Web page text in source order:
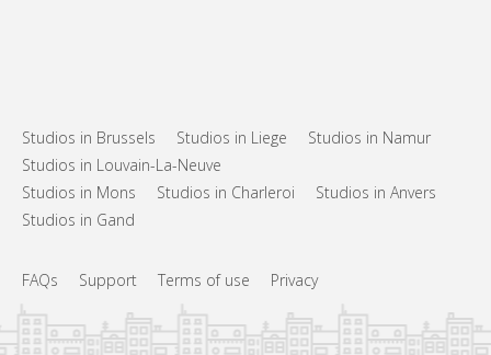
Studios in Brussels Studios in Liege
Studios in Namur
Studios in Louvain-La-Neuve
Studios in Mons
Studios in Charleroi
Studios in Anvers
Studios in Gand
FAQs Support Terms of use Privacy